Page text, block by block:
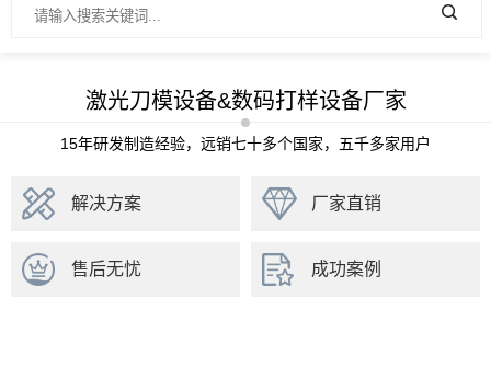
激光刀模设备&数码打样设备厂家
15年研发制造经验，远销七十多个国家，五千多家用户
解决方案 厂家直销
售后无忧 成功案例